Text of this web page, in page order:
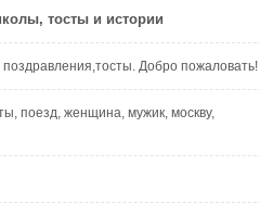
тосты и истории
Добро пожаловать!
поезд, женщина, мужик, москву,